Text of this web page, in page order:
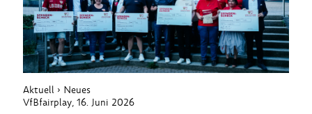
Aktuell › Neues
VfBfairplay, 16. Juni 2026